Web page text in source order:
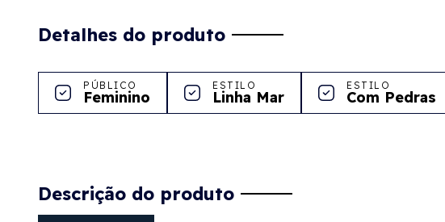
Detalhes do produto
PÚBLICO
Feminino
ESTILO
Linha Mar
ESTILO
Com Pedras
Descrição do produto